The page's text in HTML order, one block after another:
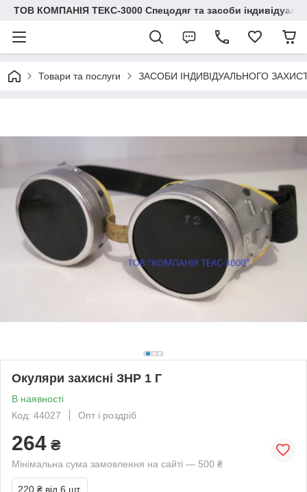
ТОВ КОМПАНІЯ ТЕКС-3000 Спецодяг та засоби
Товари та послуги ЗАСОБИ ІНДИВІДУАЛЬНОГО
Окуляри захисні ЗНР 1 Г
В наявності
Код: 44027
Опт і роздріб
264 ₴
Мінімальна сума замовлення на сайті — 500 ₴
220 ₴ від 6 шт.